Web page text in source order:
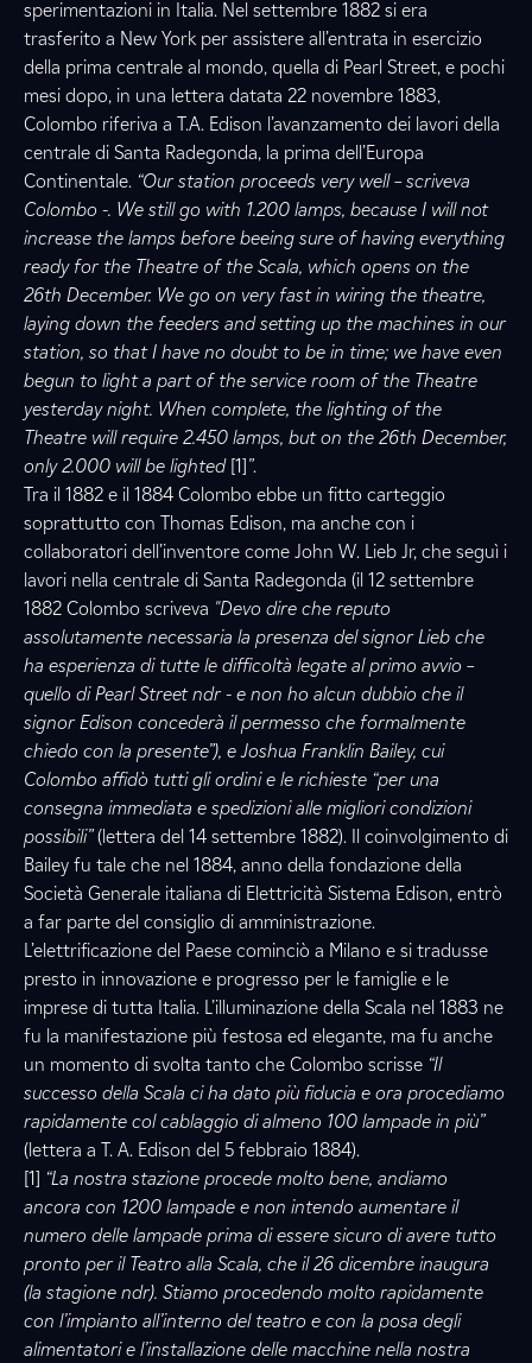
sperimentazioni in Italia. Nel settembre 1882 si era
trasferito a New York per assistere all’entrata in esercizio
della prima centrale al mondo, quella di Pearl Street, e pochi
mesi dopo, in una lettera datata 22 novembre 1883,
Colombo riferiva a T.A. Edison l’avanzamento dei lavori della
centrale di Santa Radegonda, la prima dell’Europa
Continentale. “Our station proceeds very well – scriveva
Colombo -. We still go with 1.200 lamps, because I will not
increase the lamps before beeing sure of having everything
ready for the Theatre of the Scala, which opens on the
26th December. We go on very fast in wiring the theatre,
laying down the feeders and setting up the machines in our
station, so that I have no doubt to be in time; we have even
begun to light a part of the service room of the Theatre
yesterday night. When complete, the lighting of the
Theatre will require 2.450 lamps, but on the 26th December,
only 2.000 will be lighted [1]”.
Tra il 1882 e il 1884 Colombo ebbe un fitto carteggio
soprattutto con Thomas Edison, ma anche con i
collaboratori dell’inventore come John W. Lieb Jr, che seguì i
lavori nella centrale di Santa Radegonda (il 12 settembre
1882 Colombo scriveva "Devo dire che reputo
assolutamente necessaria la presenza del signor Lieb che
ha esperienza di tutte le difficoltà legate al primo avvio –
quello di Pearl Street ndr - e non ho alcun dubbio che il
signor Edison concederà il permesso che formalmente
chiedo con la presente”), e Joshua Franklin Bailey, cui
Colombo affidò tutti gli ordini e le richieste “per una
consegna immediata e spedizioni alle migliori condizioni
possibili”(lettera del 14 settembre 1882). Il coinvolgimento di
Bailey fu tale che nel 1884, anno della fondazione della
Società Generale italiana di Elettricità Sistema Edison, entrò
a far parte del consiglio di amministrazione.
L’elettrificazione del Paese cominciò a Milano e si tradusse
presto in innovazione e progresso per le famiglie e le
imprese di tutta Italia. L’illuminazione della Scala nel 1883 ne
fu la manifestazione più festosa ed elegante, ma fu anche
un momento di svolta tanto che Colombo scrisse “Il
successo della Scala ci ha dato più fiducia e ora procediamo
rapidamente col cablaggio di almeno 100 lampade in più”
(lettera a T. A. Edison del 5 febbraio 1884).
[1] “La nostra stazione procede molto bene, andiamo
ancora con 1200 lampade e non intendo aumentare il
numero delle lampade prima di essere sicuro di avere tutto
pronto per il Teatro alla Scala, che il 26 dicembre inaugura
(la stagione ndr). Stiamo procedendo molto rapidamente
con l’impianto all’interno del teatro e con la posa degli
alimentatori e l’installazione delle macchine nella nostra